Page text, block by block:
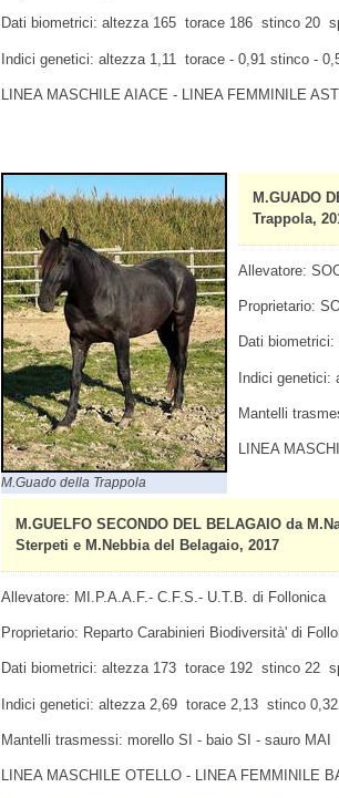
Dati biometrici: altezza 165 torace 186 stinco 20
Indici genetici: altezza 1,11 torace - 0,91 stinco -
LINEA MASCHILE AIACE - LINEA FEMMINILE
M.Guado della Trappola
M.GUADO
Trappola,
Allevatore:
Proprietario:
Dati
Indici
Mantelli
LINEA
M.GUELFO SECONDO DEL BELAGAIO da
Sterpeti e M.Nebbia del Belagaio, 2017
Allevatore: MI.P.A.A.F.- C.F.S.- U.T.B. di Follonica
Proprietario: Reparto Carabinieri Biodiversità' di
Dati biometrici: altezza 173 torace 192 stinco 22
Indici genetici: altezza 2,69 torace 2,13 stinco
Mantelli trasmessi: morello SI - baio SI - sauro MAI
LINEA MASCHILE OTELLO - LINEA FEMMINILE